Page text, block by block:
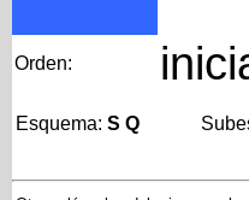
Orden:
Esquema: S Q